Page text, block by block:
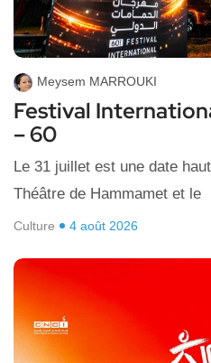
Meysem MARROUKI
Festival
– 60
Le 31 juillet est une date
Théâtre de Hammamet et le
Culture 4 août 2026